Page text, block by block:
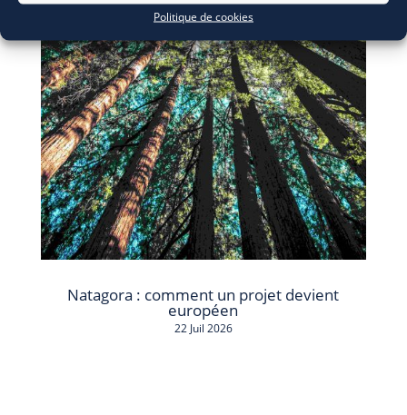
Politique de cookies
Natagora : comment un projet devient
européen
22 Juil 2026